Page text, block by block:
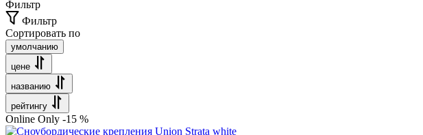
Фильтр
Фильтр
Сортировать по
умолчанию
цене
названию
рейтингу
Оnline Оnly -15 %